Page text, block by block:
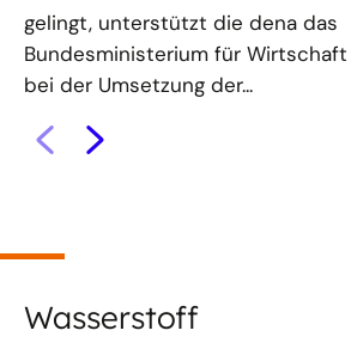
gelingt, unterstützt die dena das
Bundesministerium für
bei der Umsetzung der...
Wasserstoff